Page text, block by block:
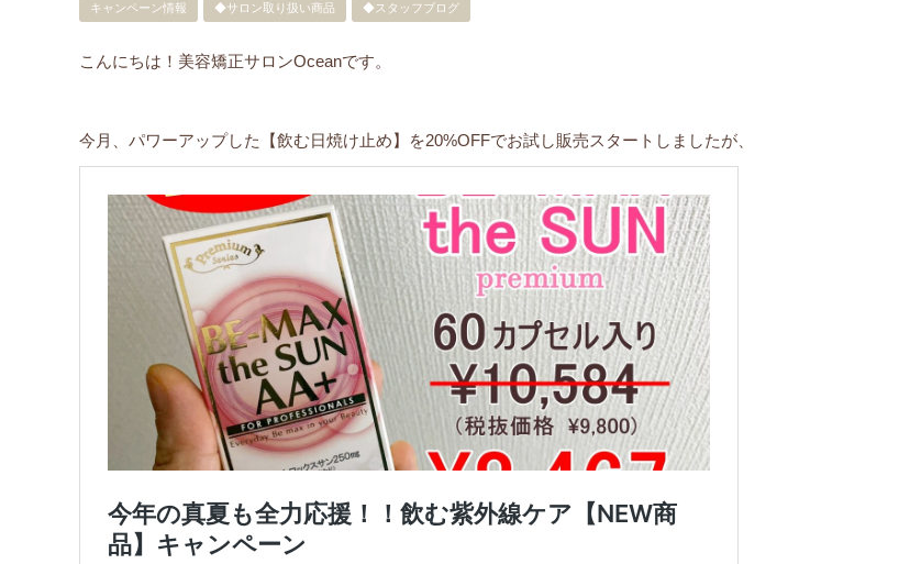
キャンペーン情報 ◆サロン取り扱い商品 ◆スタッフブログ
こんにちは！美容矯正サロンOceanです。
今月、パワーアップした【飲む日焼け止め】を20%OFFでお試し販売スタートしましたが、